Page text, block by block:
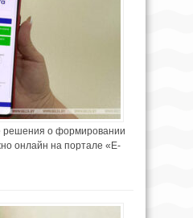
решения о формировании
онлайн на портале «Е-